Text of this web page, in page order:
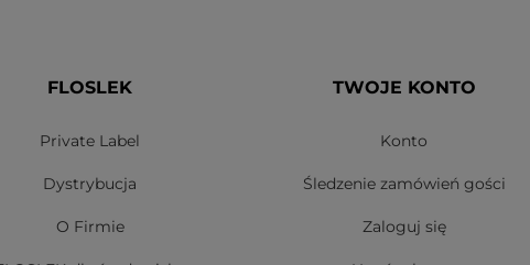
FLOSLEK
Private Label
Dystrybucja
O Firmie
TWOJE KONTO
Konto
Śledzenie zamówień gości
Zaloguj się